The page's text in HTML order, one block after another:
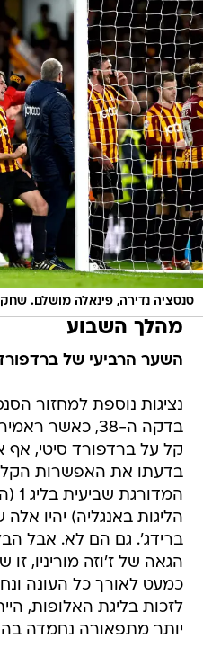
סנסציה נדירה, פינאלה מושלם.
מהלך השבוע
השער הרביעי של
נציגות נוספת למחזור
קל על ברדפורד סיטי,
בדעתו את האפשרות
הליגות באנגליה) יהיו
ברידג'. גם הם לא. אבל
הגאה של ז'וזה מוריניו,
כמעט לאורך כל העונה
לזכות בליגת האלופות,
יותר מתפאורה נחמדה